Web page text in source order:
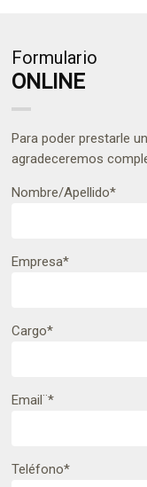
Formulario
ONLINE
Para poder prestarle
agradeceremos
Nombre/Apellido*
Empresa*
Cargo*
Email¨*
Teléfono*